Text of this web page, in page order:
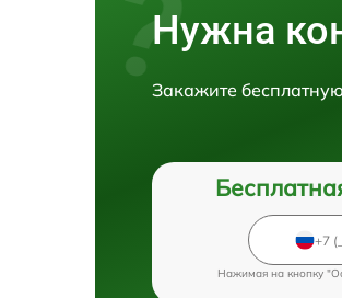
Нужна
Закажите
Нажимая на кнопку